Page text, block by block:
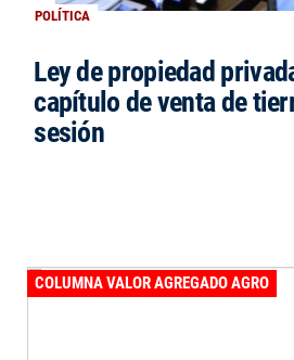
POLÍTICA
Ley de propiedad
capítulo de venta de
sesión
COLUMNA VALOR AGREGADO AGRO